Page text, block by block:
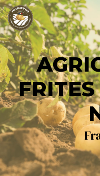
AGRICULTEUR
Panneau de gestion des